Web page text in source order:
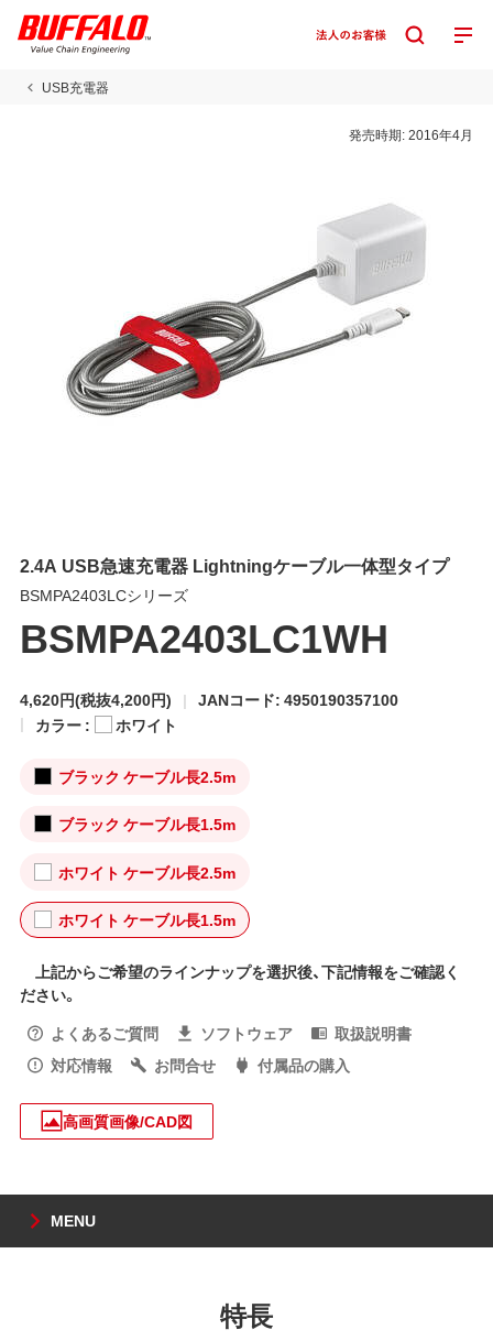
USB充電器
発売時期:2016年4月
2.4A USB急速充電器 Lightningケーブル一体型タイプ
BSMPA2403LCシリーズ
BSMPA2403LC1WH
4,620円(税抜4,200円)
JANコード: 4950190357100
カラー :
ホワイト
ブラック ケーブル長2.5m
ブラック ケーブル長1.5m
ホワイト ケーブル長2.5m
ホワイト ケーブル長1.5m
上記からご希望のラインナップを選択後、下記情報をご確認く
ださい。
よくあるご質問
ソフトウェア
取扱説明書
対応情報
お問合せ 付属品の購入
高画質画像/CAD図
MENU
特長